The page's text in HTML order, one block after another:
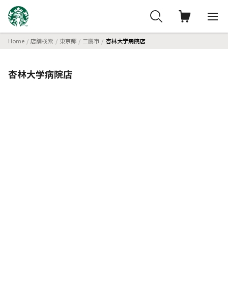
Home 店舗検索 東京都 三鷹市 杏林大学病院店
杏林大学病院店